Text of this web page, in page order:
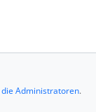
die Administratoren.